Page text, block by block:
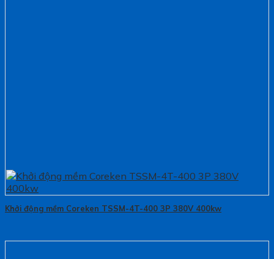
Khởi động mềm Coreken TSSM-4T-400 3P 380V 400kw